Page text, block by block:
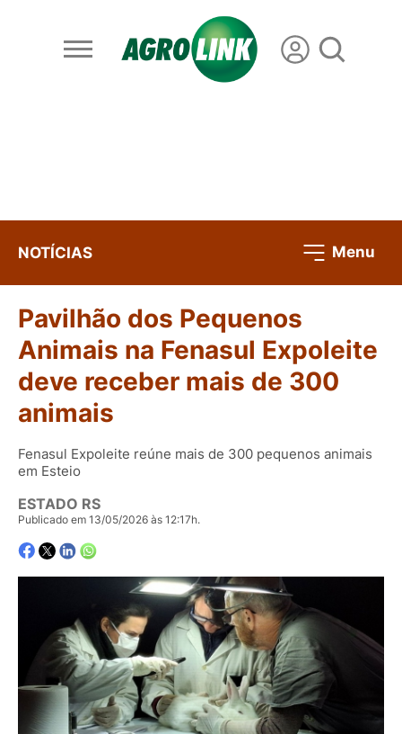
NOTÍCIAS Menu
Pavilhão dos Pequenos
Animais na Fenasul Expoleite
deve receber mais de 300
animais
Fenasul Expoleite reúne mais de 300 pequenos animais
em Esteio
ESTADO RS
Publicado em 13/05/2026 às 12:17h.